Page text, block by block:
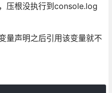
压根没执行到console.log
量声明之后引用该变量就不